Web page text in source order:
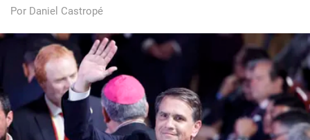
Por Daniel Castropé